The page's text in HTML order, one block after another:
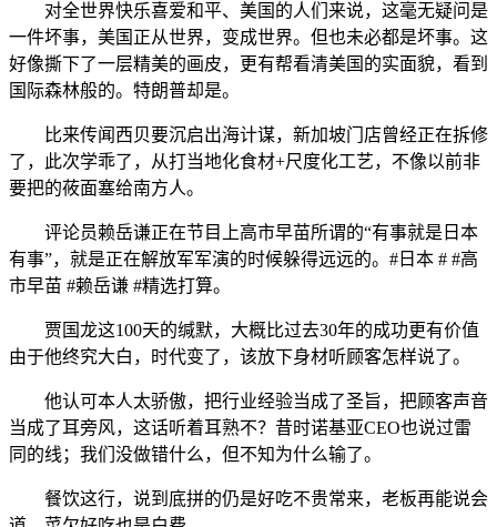
对全世界快乐喜爱和平、美国的人们来说，这毫无疑问是
一件坏事，美国正从世界，变成世界。但也未必都是坏事。这
好像撕下了一层精美的画皮，更有帮看清美国的实面貌，看到
国际森林般的。特朗普却是。
比来传闻西贝要沉启出海计谋，新加坡门店曾经正在拆修
了，此次学乖了，从打当地化食材+尺度化工艺，不像以前非
要把的莜面塞给南方人。
评论员赖岳谦正在节目上高市早苗所谓的“有事就是日本
有事”，就是正在解放军军演的时候躲得远远的。#日本 # #高
市早苗 #赖岳谦 #精选打算。
贾国龙这100天的缄默，大概比过去30年的成功更有价值
由于他终究大白，时代变了，该放下身材听顾客怎样说了。
他认可本人太骄傲，把行业经验当成了圣旨，把顾客声音
当成了耳旁风，这话听着耳熟不？昔时诺基亚CEO也说过雷
同的线；我们没做错什么，但不知为什么输了。
餐饮这行，说到底拼的仍是好吃不贵常来，老板再能说会